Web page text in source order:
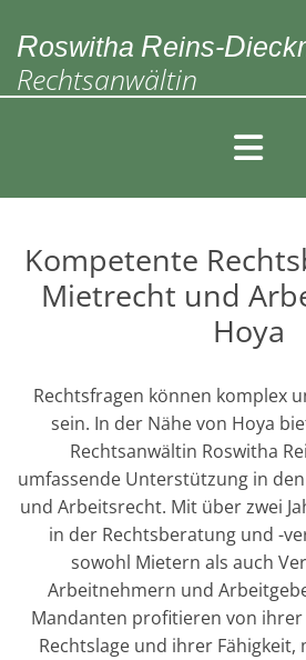
Roswitha Reins-D
Rechtsanwältin
Kompetente
Mietrecht und
Hoya
Rechtsfragen können komplex
sein. In der Nähe von Hoya
Rechtsanwältin Roswitha
umfassende Unterstützung in
und Arbeitsrecht. Mit über zwei
in der Rechtsberatung und -
sowohl Mietern als auch
Arbeitnehmern und
Mandanten profitieren von
Rechtslage und ihrer